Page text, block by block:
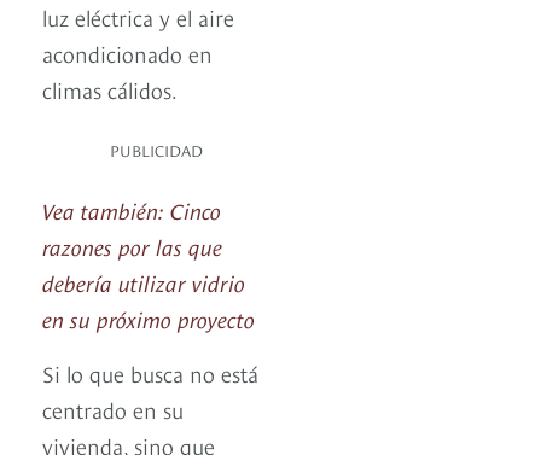
luz eléctrica y el aire
acondicionado en
climas cálidos.
PUBLICIDAD
Vea también: Cinco
razones por las que
debería utilizar vidrio
en su próximo proyecto
Si lo que busca no está
centrado en su
vivienda, sino que